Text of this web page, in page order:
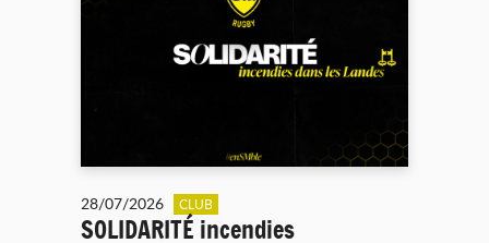
28/07/2026 CLUB
SOLIDARITÉ incendies